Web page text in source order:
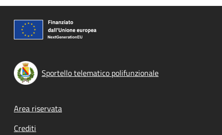
Sportello telematico polifunzionale
Footer menu
Area riservata
Crediti